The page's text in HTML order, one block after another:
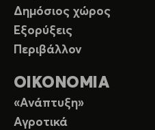
Δημόσιος χώρος
Εξορύξεις
Περιβάλλον
ΟΙΚΟΝΟΜΙΑ
«Ανάπτυξη»
Αγροτικά